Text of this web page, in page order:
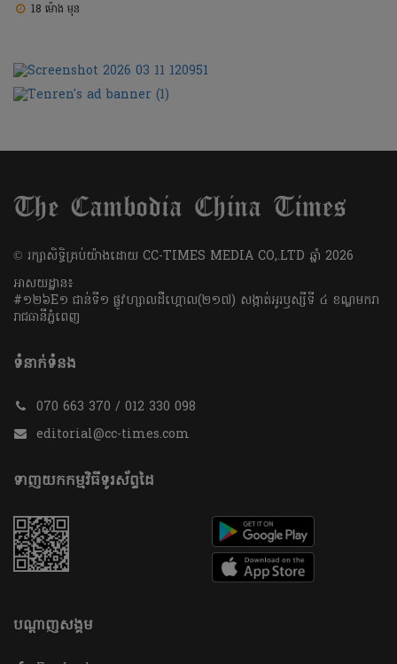
18 ម៉ោង មុន
​© រក្សា​សិទ្ធិ​គ្រប់​យ៉ាង​ដោយ​ CC-TIMES MEDIA CO,.LTD ឆ្នាំ​ 2026
អាសយដ្ឋាន៖
#១២៦E១ ជាន់ទី១ ផ្លូវហ្សាលដឺហ្គោល(២១៧) សង្កាត់អូរឫស្សីទី ៤ ខណ្ឌមករា
រាជធានីភ្នំពេញ
ទំនាក់ទំនង
070 663 370 / 012 330 098
editorial@cc-times.com
ទាញយកកម្មវិធីទូរស័ព្ទដៃ
បណ្តាញសង្គម